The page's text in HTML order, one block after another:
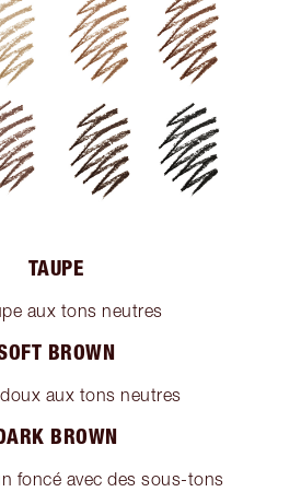
TAUPE
aux tons neutres
BROWN
aux tons neutres
BROWN
foncé avec des sous-tons